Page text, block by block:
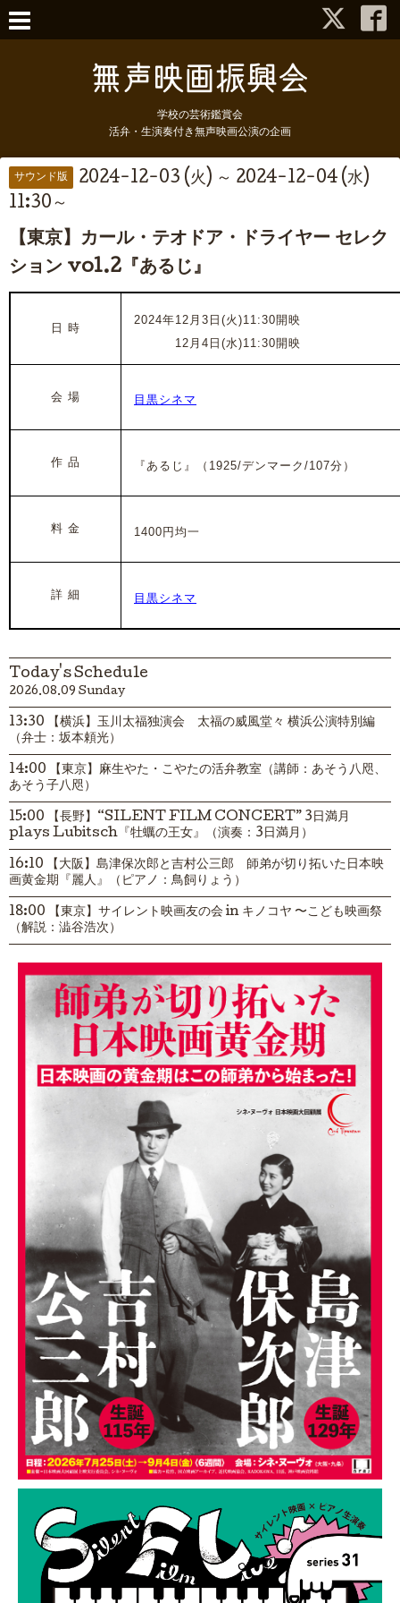
学校の芸術鑑賞会
活弁・生演奏付き無声映画公演の企画
サウンド版
2024-12-03 (火) ～ 2024-12-04 (水)
11:30～
【東京】カール・テオドア・ドライヤー セレク
ション vol.2『あるじ』
日 時
2024年12月3日(火)11:30開映
12月4日(水)11:30開映
会 場 目黒シネマ
作 品 『あるじ』 （1925/デンマーク/107分）
料 金 1400円均一
詳 細 目黒シネマ
Today's Schedule
2026.08.09 Sunday
13:30 【横浜】玉川太福独演会 太福の威風堂々 横浜公演特別編
（弁士：坂本頼光）
14:00 【東京】麻生やた・こやたの活弁教室（講師：あそう八咫、
あそう子八咫）
15:00 【長野】“SILENT FILM CONCERT” 3日満月
plays Lubitsch『牡蠣の王女』（演奏：3日満月）
16:10 【大阪】島津保次郎と吉村公三郎 師弟が切り拓いた日本映
画黄金期『麗人』（ピアノ：鳥飼りょう）
18:00 【東京】サイレント映画友の会 in キノコヤ 〜こども映画祭
（解説：澁谷浩次）